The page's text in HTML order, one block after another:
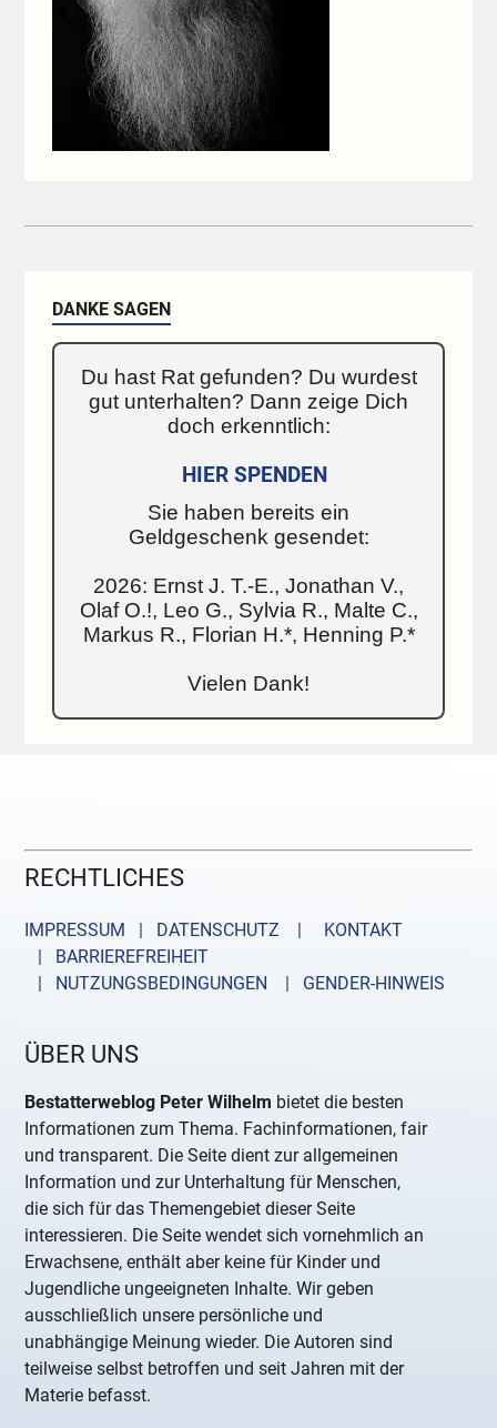
DANKE SAGEN
Du hast Rat gefunden? Du wurdest
gut unterhalten? Dann zeige Dich
doch erkenntlich:
HIER SPENDEN
Sie haben bereits ein
Geldgeschenk gesendet:
2026: Ernst J. T.-E., Jonathan V.,
Olaf O.!, Leo G., Sylvia R., Malte C.,
Markus R., Florian H.*, Henning P.*
Vielen Dank!
RECHTLICHES
IMPRESSUM | DATENSCHUTZ |
KONTAKT
| BARRIEREFREIHEIT
| NUTZUNGSBEDINGUNGEN
| GENDER-HINWEIS
ÜBER UNS
Bestatterweblog Peter Wilhelm bietet die besten
Informationen zum Thema. Fachinformationen, fair
und transparent. Die Seite dient zur allgemeinen
Information und zur Unterhaltung für Menschen,
die sich für das Themengebiet dieser Seite
interessieren. Die Seite wendet sich vornehmlich an
Erwachsene, enthält aber keine für Kinder und
Jugendliche ungeeigneten Inhalte. Wir geben
ausschließlich unsere persönliche und
unabhängige Meinung wieder. Die Autoren sind
teilweise selbst betroffen und seit Jahren mit der
Materie befasst.